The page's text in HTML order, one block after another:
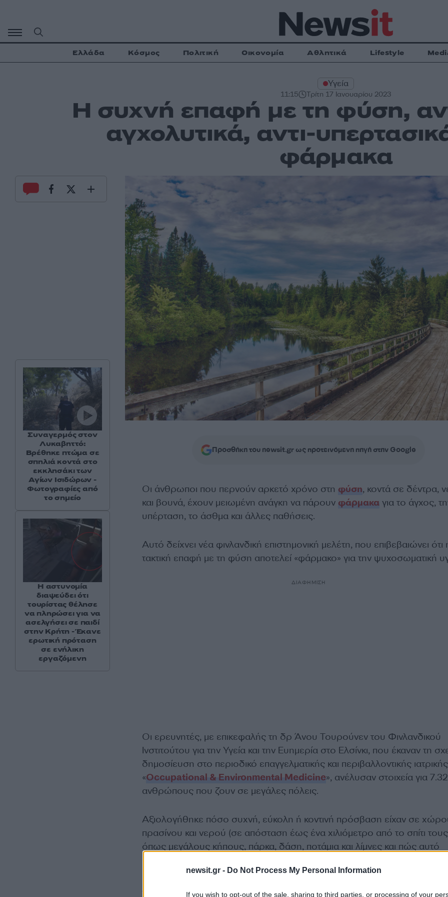
newsit.gr - Do Not Process My Personal Information
If you wish to opt-out of the sale, sharing to third parties, or processing of your
περιεχόμενο
Ελλάδα Κόσμος Πολιτική Οικονομία Αθλητικά Lifestyle
Υγεία
11:15 Τρίτη 17 Ιανουαρίου 2023
Η συχνή επαφή με τη φύση,
αγχολυτικά, αντι-
φάρμακα
Προσθήκη του newsit.gr ως προτεινόμενη πηγή στην Google
Οι άνθρωποι που περνούν αρκετό χρόνο στη φύση, κοντά σε δέντρα,
και βουνά, έχουν μειωμένη ανάγκη να πάρουν φάρμακαγια το άγχος,
υπέρταση, το άσθμα και άλλες παθήσεις.
Αυτό δείχνει νέα φινλανδική επιστημονική μελέτη, που επιβεβαιώνει ότι
τακτική επαφή με τη φύση αποτελεί «φάρμακο» για την ψυχοσωματική
ΔΙΑΦΗΜΙΣΗ
Οι ερευνητές, με επικεφαλής τη δρ Άνου Τουρούνεν του Φινλανδικού
Ινστιτούτου για την Υγεία και την Ευημερία στο Ελσίνκι, που έκαναν τη
δημοσίευση στο περιοδικό επαγγελματικής και περιβαλλοντικής ιατρικής
«Occupational & Environmental Medicine», ανέλυσαν στοιχεία για
ανθρώπους που ζουν σε μεγάλες πόλεις.
Αξιολογήθηκε πόσο συχνή, εύκολη ή κοντινή πρόσβαση είχαν σε
πρασίνου και νερού (σε απόσταση έως ένα χιλιόμετρο από το σπίτι
όπως μεγάλους κήπους, πάρκα, δάση, ποτάμια και λίμνες και πώς αυτό
Διαπιστώθηκε ότι όσοι απολάμβαναν τη φύση έως τέσσερις φορές την
Συναγερμός στον
Λυκαβηττό:
Βρέθηκε πτώμα σε
σπηλιά κοντά στο
εκκλησάκι των
Αγίων Ισιδώρων -
Φωτογραφίες από
το σημείο
Η αστυνομία
διαψεύδει ότι
τουρίστας θέλησε
να πληρώσει για να
ασελγήσει σε παιδί
στην Κρήτη - Έκανε
ερωτική πρόταση
σε ενήλικη
εργαζόμενη